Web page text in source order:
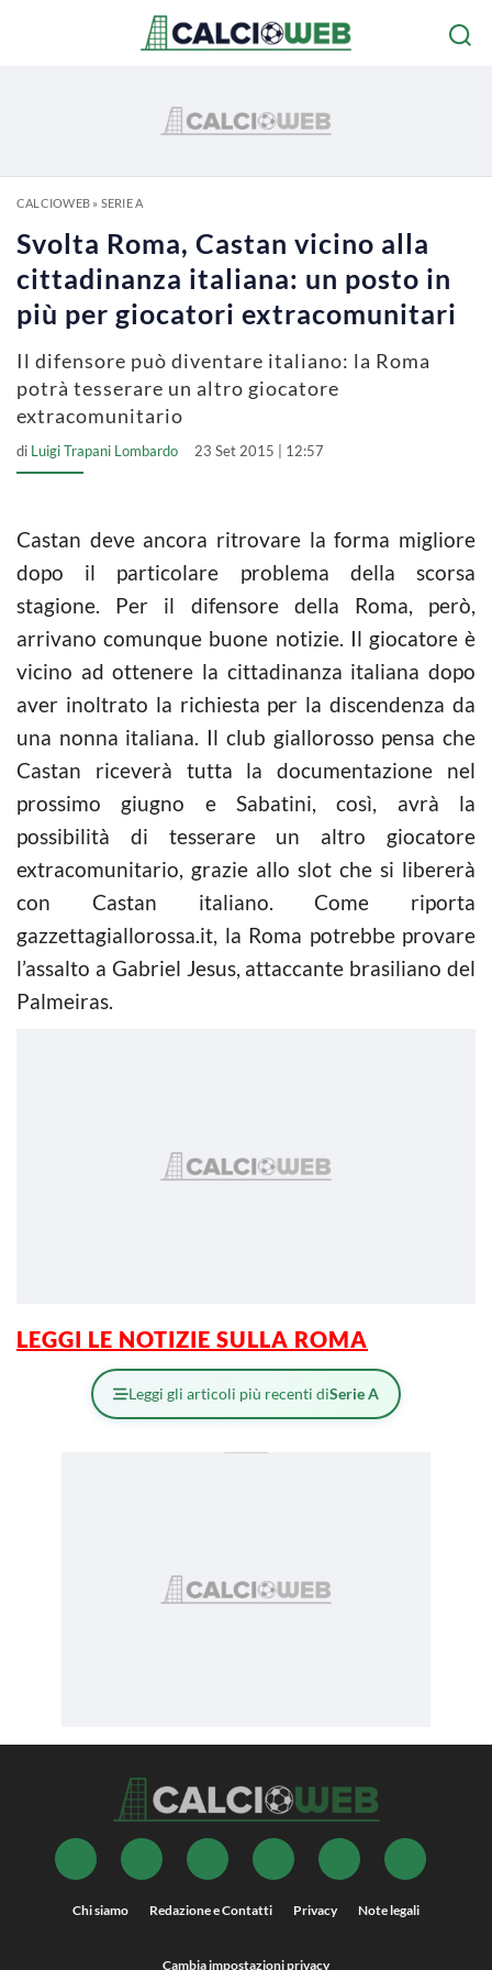
CALCIOWEB» SERIE A
Svolta Roma, Castan vicino alla
cittadinanza italiana: un posto in
più per giocatori extracomunitari
Il difensore può diventare italiano: la Roma
potrà tesserare un altro giocatore
extracomunitario
di Luigi Trapani Lombardo 23 Set 2015 | 12:57
Castan deve ancora ritrovare la forma migliore
dopo il particolare problema della scorsa
stagione. Per il difensore della Roma, però,
arrivano comunque buone notizie. Il giocatore è
vicino ad ottenere la cittadinanza italiana dopo
aver inoltrato la richiesta per la discendenza da
una nonna italiana. Il club giallorosso pensa che
Castan riceverà tutta la documentazione nel
prossimo giugno e Sabatini, così, avrà la
possibilità di tesserare un altro giocatore
extracomunitario, grazie allo slot che si libererà
con Castan italiano. Come riporta
gazzettagiallorossa.it, la Roma potrebbe provare
l’assalto a Gabriel Jesus, attaccante brasiliano del
Palmeiras.
LEGGI LE NOTIZIE SULLA ROMA
Leggi gli articoli più recenti diSerie A
Chi siamo Redazione e Contatti Privacy Note legali
Cambia impostazioni privacy